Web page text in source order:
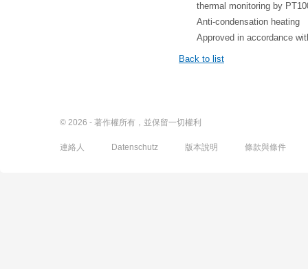
thermal monitoring by
Anti-condensation heating
Approved in accordance
Back to list
© 2026 - 著作權所有，並保留一切權利
連絡人 Datenschutz 版本說明 條款與條件